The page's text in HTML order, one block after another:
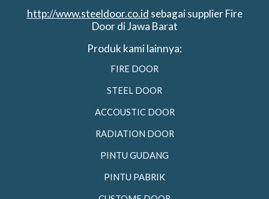
http://www.steeldoor.co.id sebagai supplier Fire
Door di Jawa Barat
Produk kami lainnya:
FIRE DOOR
STEEL DOOR
ACCOUSTIC DOOR
RADIATION DOOR
PINTU GUDANG
PINTU PABRIK